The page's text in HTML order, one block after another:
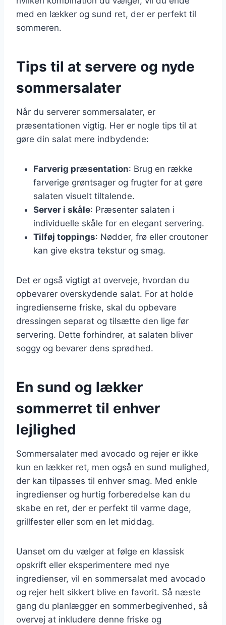
med en lækker og sund ret, der er perfekt til
sommeren.
Tips til at servere og nyde
sommersalater
Når du serverer sommersalater, er
præsentationen vigtig. Her er nogle tips til at
gøre din salat mere indbydende:
Farverig præsentation: Brug en række
farverige grøntsager og frugter for at gøre
salaten visuelt tiltalende.
Server i skåle: Præsenter salaten i
individuelle skåle for en elegant servering.
Tilføj toppings: Nødder, frø eller croutoner
kan give ekstra tekstur og smag.
Det er også vigtigt at overveje, hvordan du
opbevarer overskydende salat. For at holde
ingredienserne friske, skal du opbevare
dressingen separat og tilsætte den lige før
servering. Dette forhindrer, at salaten bliver
soggy og bevarer dens sprødhed.
En sund og lækker
sommerret til enhver
lejlighed
Sommersalater med avocado og rejer er ikke
kun en lækker ret, men også en sund mulighed,
der kan tilpasses til enhver smag. Med enkle
ingredienser og hurtig forberedelse kan du
skabe en ret, der er perfekt til varme dage,
grillfester eller som en let middag.
Uanset om du vælger at følge en klassisk
opskrift eller eksperimentere med nye
ingredienser, vil en sommersalat med avocado
og rejer helt sikkert blive en favorit. Så næste
gang du planlægger en sommerbegivenhed, så
overvej at inkludere denne friske og